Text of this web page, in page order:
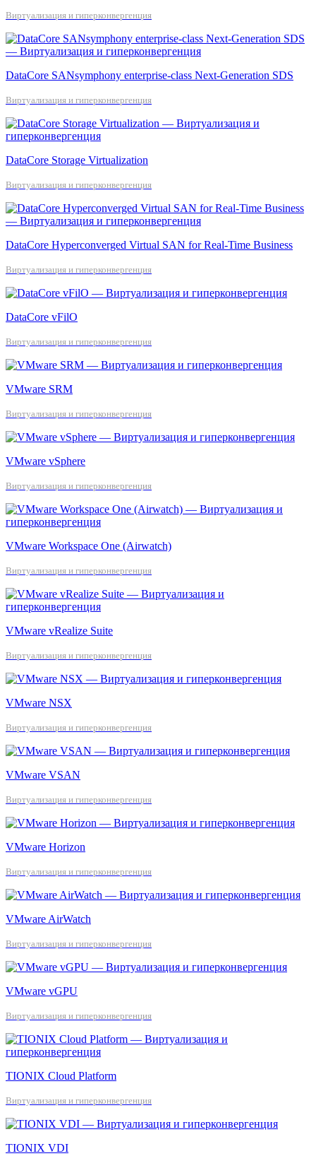
Виртуализация и гиперконвергенция
DataCore SANsymphony enterprise-class Next-Generation SDS
Виртуализация и гиперконвергенция
DataCore Storage Virtualization
Виртуализация и гиперконвергенция
DataCore Hyperconverged Virtual SAN for Real-Time Business
Виртуализация и гиперконвергенция
DataCore vFilO
Виртуализация и гиперконвергенция
VMware SRM
Виртуализация и гиперконвергенция
VMware vSphere
Виртуализация и гиперконвергенция
VMware Workspace One (Airwatch)
Виртуализация и гиперконвергенция
VMware vRealize Suite
Виртуализация и гиперконвергенция
VMware NSX
Виртуализация и гиперконвергенция
VMware VSAN
Виртуализация и гиперконвергенция
VMware Horizon
Виртуализация и гиперконвергенция
VMware AirWatch
Виртуализация и гиперконвергенция
VMware vGPU
Виртуализация и гиперконвергенция
TIONIX Cloud Platform
Виртуализация и гиперконвергенция
TIONIX VDI